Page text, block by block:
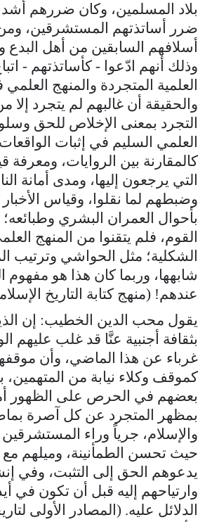
بلاد المسلمين، وكان ضررهم
ضرر أساتذتهم المستشرقين،
أسلافهم السابقين من أهل البدع
وذلك أنهم ادّعوا - كأساتذتهم -
العلمية المتجردة والمنهج
والحقيقة أن غالبهم لم يتجرد إلا
التجرد بمعنى الإخلاص للحق
العلمي السليم في إثبات الواقعات
كالمقارنة بين الروايات، ومعرفة
التي يرجعون إليها، ومدى أمانة
وضبطهم لما نقلوا، وقياس الأخبار
بأحوال العمران البشري وطبائعه؛
القوم، فلم يتقنوا من المنهج
الشكلية؛ مثل الحواشي وترتيب
شابهها، وربما كان هذا هو مفهوم
عندهم! (منهج كتابة التاريخ
يقول محب الدين الخطيب: إن
بثقافة أجنبية عنَّا قد غلب عليهم
غرباء عن هذا الماضي، وأن
كموقف وكلاء نيابة من المتهمين،
بعضهم في الحرص على الظهور
بمظهر المتجرد عن كل آصرة
والإسلام، جرياً وراء المستشرقين
حيث تحسن الطمأنينة، وميلهم مع
يدعوهم الحق إلى التثبت، وفي
وارتياحهم إليه قبل أن تكون في
الدلائل عليه. (المصادر الأولى